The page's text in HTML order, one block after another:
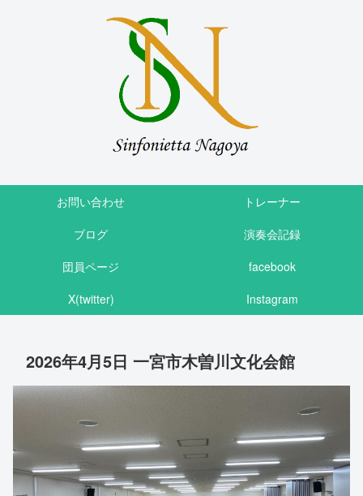
お問い合わせ
トレーナー
ブログ
演奏会記録
団員ページ
facebook
X(twitter)
Instagram
2026年4月5日 一宮市木曽川文化会館